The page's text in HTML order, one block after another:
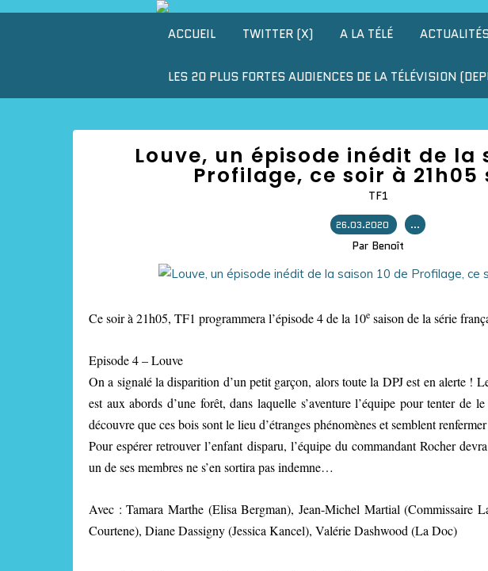
ACCUEIL TWITTER (X) A LA TÉLÉ
LES 20 PLUS FORTES AUDIENCES DE LA TÉLÉVISION
Louve, un épisode inédit de la
Profilage, ce soir à 21h05
TF1
26.03.2020 …
Par Benoît
Ce soir à 21h05, TF1 programmera l’épisode 4 de la 10e saison de la série
Episode 4 – Louve
On a signalé la disparition d’un petit garçon, alors toute la DPJ est en alerte !
est aux abords d’une forêt, dans laquelle s’aventure l’équipe pour tenter de
découvre que ces bois sont le lieu d’étranges phénomènes et semblent
Pour espérer retrouver l’enfant disparu, l’équipe du commandant Rocher
un de ses membres ne s’en sortira pas indemne…
Avec : Tamara Marthe (Elisa Bergman), Jean-Michel Martial (Commissaire
Courtene), Diane Dassigny (Jessica Kancel), Valérie Dashwood (La Doc)